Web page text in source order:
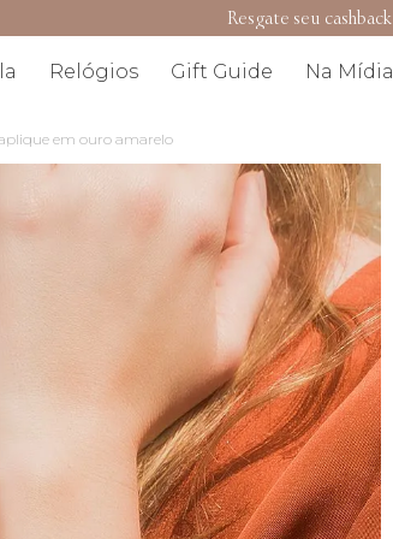
Resgate seu cashback
Relógios Gift Guide Na Mídia
em ouro amarelo